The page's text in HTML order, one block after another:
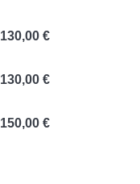
130,00 €
130,00 €
150,00 €